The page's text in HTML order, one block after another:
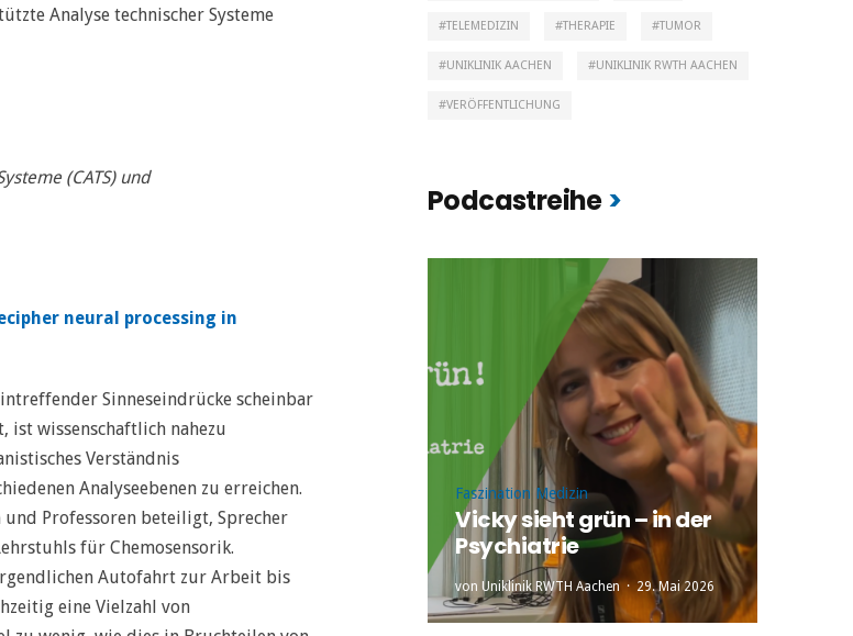
Analyse technischer Systeme
(CATS) und
neural processing in
Sinneseindrücke scheinbar
ist wissenschaftlich nahezu
Verständnis
Analyseebenen zu erreichen.
Professoren beteiligt, Sprecher
für Chemosensorik.
Autofahrt zur Arbeit bis
eine Vielzahl von
TELEMEDIZIN THERAPIE TUMOR
UNIKLINIK AACHEN UNIKLINIK RWTH AACHEN
VERÖFFENTLICHUNG
Podcastreihe
Faszination Medizin
Vicky sieht grün – in der
Psychiatrie
von Uniklinik RWTH Aachen 29. Mai 2026